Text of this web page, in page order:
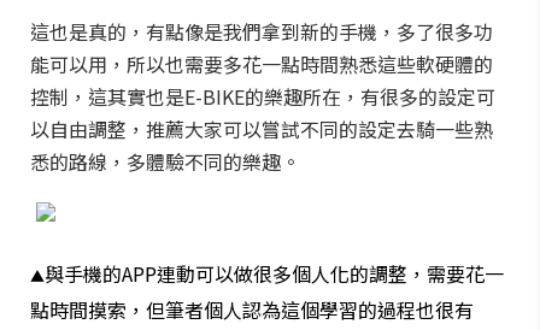
這也是真的，有點像是我們拿到新的手機，多了很多功
能可以用，所以也需要多花一點時間熟悉這些軟硬體的
控制，這其實也是E-BIKE的樂趣所在，有很多的設定可
以自由調整，推薦大家可以嘗試不同的設定去騎一些熟
悉的路線，多體驗不同的樂趣。
▲與手機的APP連動可以做很多個人化的調整，需要花一
點時間摸索，但筆者個人認為這個學習的過程也很有